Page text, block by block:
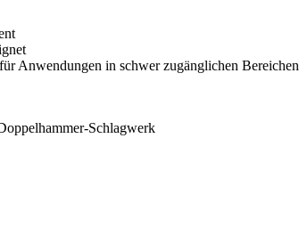
Anwendungen in schwer zugänglichen Bereichen
Schlagwerk